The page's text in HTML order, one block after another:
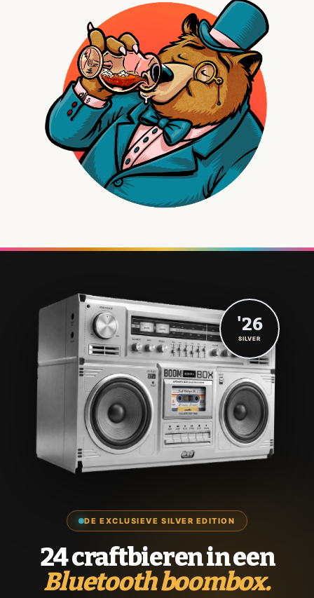
DE EXCLUSIEVE SILVER EDITION
24 craftbieren in een
Bluetooth boombox.
'26
SILVER